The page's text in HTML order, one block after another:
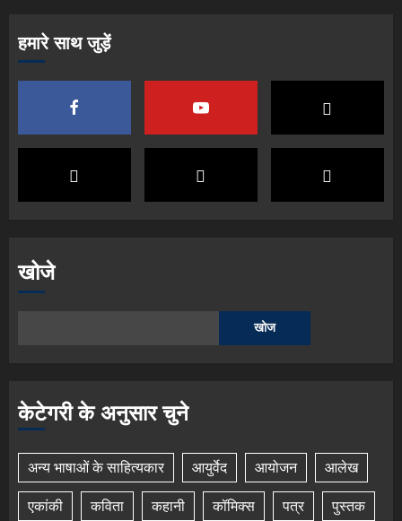
हमारे साथ जुड़ें
खोजे
खोज
केटेगरी के अनुसार चुने
अन्य भाषाओं के साहित्यकार आयुर्वेद आयोजन
आलेख
एकांकी
कविता कहानी कॉमिक्स पत्र पुस्तक